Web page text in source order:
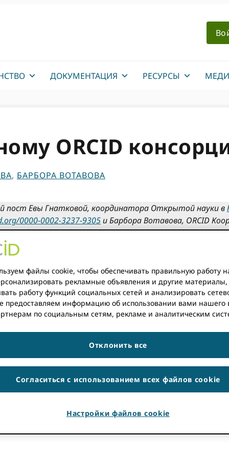
ДОКУМЕНТАЦИЯ РЕСУРСЫ
ORCID
, БАРБОРА ВОТАВОВА
пост Евы Гнатковой, координатора Открытой науки в
0000-0002-3237-9305и Барбора Вотавова, ORCID
(NTK)https://orcid.org/0000-0002-6445-2183.
и высшие учебные заведения Чешской
(NTK) , набирают обороты в создании чешского ORCID
потребления ORCID в Чешской Республике
качество и открытость исследовательской
(NTK)может предложить скоординированный
и принятия ORCID в Чехии. В конце сентября
сообщества практиков, совместно организовав
. » Презентация на семинаре была
,
PID и метаданных Technische Informationsbibliothek
дела при Карловом университете;
по работе с глобальным консорциумом в ORCID.
файлы cookie, чтобы обеспечивать правильную работу
рекламные объявления и другие материалы,
работу функций социальных сетей и анализировать
предоставляем информацию об использовании вами нашего
по социальным сетям, рекламе и аналитическим
Отклонить все
Согласиться с использованием всех файлов cookie
Настройки файлов cookie